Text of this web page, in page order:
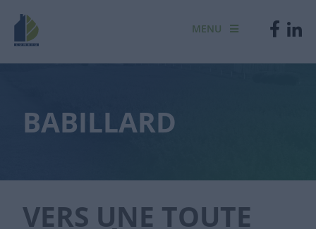
MENU
BABILLARD
VERS UNE TOUTE